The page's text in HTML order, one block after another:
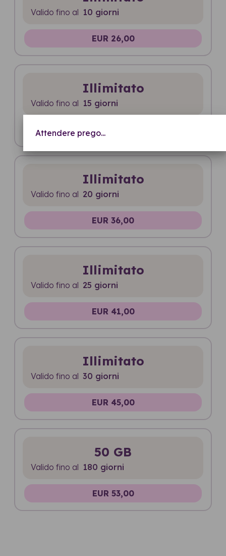
Attendere prego...
Valido fino al 10 giorni
EUR 26,00
Illimitato
Valido fino al 15 giorni
EUR 32,00
Illimitato
Valido fino al 20 giorni
EUR 36,00
Illimitato
Valido fino al 25 giorni
EUR 41,00
Illimitato
Valido fino al 30 giorni
EUR 45,00
50 GB
Valido fino al 180 giorni
EUR 53,00